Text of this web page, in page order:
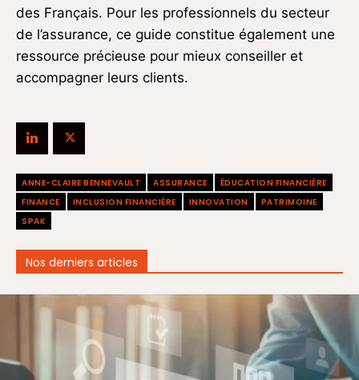
des Français. Pour les professionnels du secteur
de l’assurance, ce guide constitue également une
ressource précieuse pour mieux conseiller et
accompagner leurs clients.
ANNE-CLAIRE BENNEVAULT ASSURANCE
ÉDUCATION FINANCIÈRE
FINANCE
INCLUSION FINANCIÈRE INNOVATION
PATRIMOINE
SPAK
Nos derniers articles